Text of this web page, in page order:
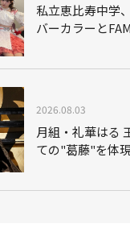
私立恵比寿中学
バーカラーと
2026.08.03
月組・礼華はる 王としての"矜持"と人間とし
ての"葛藤"を体